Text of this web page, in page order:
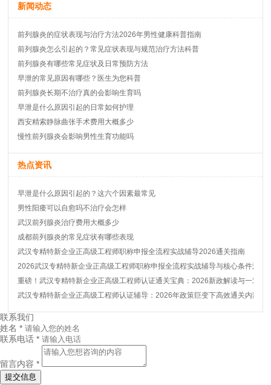
新闻动态
前列腺炎的症状表现与治疗方法2026年男性健康科普指南
前列腺炎怎么引起的？常见症状表现与规范治疗方法科普
前列腺炎有哪些常见症状及日常预防方法
早泄的常见原因有哪些？医生为您科普
前列腺炎长期不治疗真的会影响生育吗
早泄是什么原因引起的日常如何护理
西安精索静脉曲张手术费用大概多少
慢性前列腺炎会影响男性生育功能吗
热点资讯
早泄是什么原因引起的？这六个因素最常见
男性阳痿可以自愈吗不治疗会怎样
武汉前列腺炎治疗费用大概多少
成都前列腺炎的常见症状有哪些表现
武汉专精特新企业正高级工程师职称申报全流程实战辅导2026通关指南
2026武汉专精特新企业正高级工程师职称申报全流程实战辅导与核心条件深度
重磅！武汉专精特新企业正高级工程师认证通关宝典：2026新政解读与一对一
武汉专精特新企业正高级工程师认证辅导：2026年政策巨变下高效通关内部秘
联系我们
姓名 *
联系电话 *
留言内容 *
提交信息